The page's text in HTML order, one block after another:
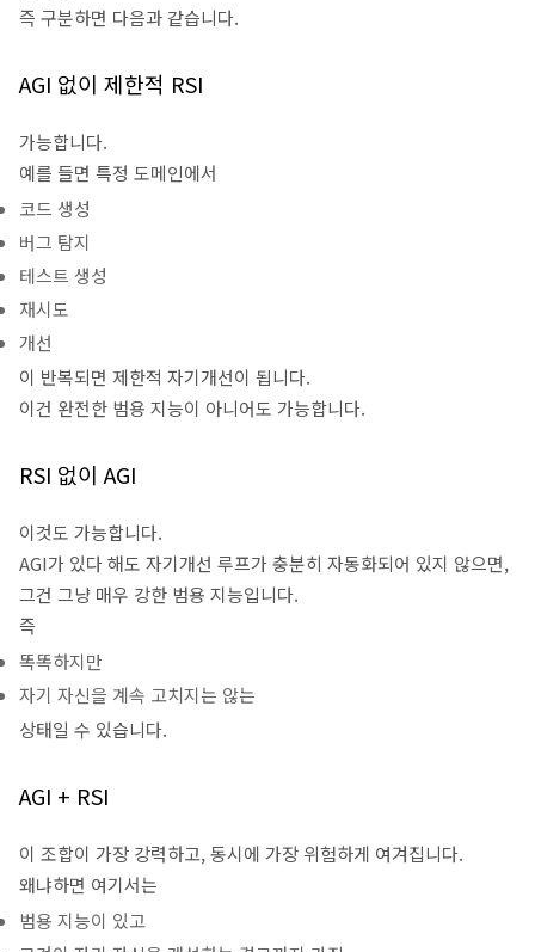
즉 구분하면 다음과 같습니다.
AGI 없이 제한적 RSI
가능합니다.
예를 들면 특정 도메인에서
코드 생성
버그 탐지
테스트 생성
재시도
개선
이 반복되면 제한적 자기개선이 됩니다.
이건 완전한 범용 지능이 아니어도 가능합니다.
RSI 없이 AGI
이것도 가능합니다.
AGI가 있다 해도 자기개선 루프가 충분히 자동화되어 있지 않으면,
그건 그냥 매우 강한 범용 지능입니다.
즉
똑똑하지만
자기 자신을 계속 고치지는 않는
상태일 수 있습니다.
AGI + RSI
이 조합이 가장 강력하고, 동시에 가장 위험하게 여겨집니다.
왜냐하면 여기서는
범용 지능이 있고